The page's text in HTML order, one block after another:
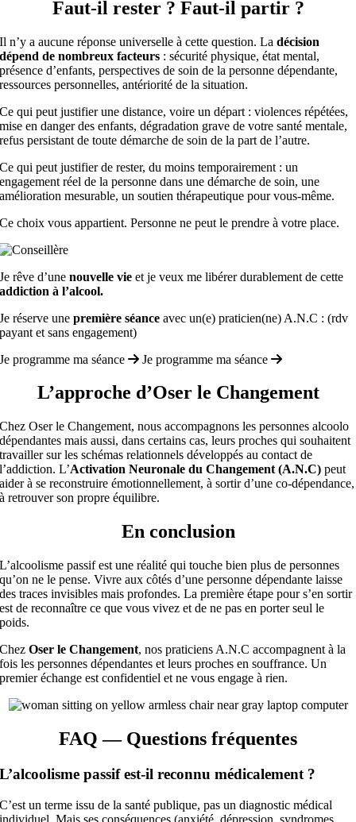
Faut-il rester ? Faut-il partir ?
Il n’y a aucune réponse universelle à cette question. Ladécision
dépend de nombreux facteurs : sécurité physique, état mental,
présence d’enfants, perspectives de soin de la personne dépendante,
ressources personnelles, antériorité de la situation.
Ce qui peut justifier une distance, voire un départ : violences répétées,
mise en danger des enfants, dégradation grave de votre santé mentale,
refus persistant de toute démarche de soin de la part de l’autre.
Ce qui peut justifier de rester, du moins temporairement : un
engagement réel de la personne dans une démarche de soin, une
amélioration mesurable, un soutien thérapeutique pour vous-même.
Ce choix vous appartient. Personne ne peut le prendre à votre place.
Je rêve d’unenouvelle vie et je veux me libérer durablement de cette
addiction à l’alcool.
Je réserve unepremière séance avec un(e) praticien(ne) A.N.C : (rdv
payant et sans engagement)
Je programme ma séance
Je programme ma séance
L’approche d’Oser le Changement
Chez Oser le Changement, nous accompagnons les personnes alcoolo
dépendantes mais aussi, dans certains cas, leurs proches qui souhaitent
travailler sur les schémas relationnels développés au contact de
l’addiction. L’Activation Neuronale du Changement (A.N.C) peut
aider à se reconstruire émotionnellement, à sortir d’une co-dépendance,
à retrouver son propre équilibre.
En conclusion
L’alcoolisme passif est une réalité qui touche bien plus de personnes
qu’on ne le pense. Vivre aux côtés d’une personne dépendante laisse
des traces invisibles mais profondes. La première étape pour s’en sortir
est de reconnaître ce que vous vivez et de ne pas en porter seul le
poids.
ChezOser le Changement, nos praticiens A.N.C accompagnent à la
fois les personnes dépendantes et leurs proches en souffrance. Un
premier échange est confidentiel et ne vous engage à rien.
FAQ — Questions fréquentes
L’alcoolisme passif est-il reconnu médicalement ?
C’est un terme issu de la santé publique, pas un diagnostic médical
individuel. Mais ses conséquences (anxiété, dépression, syndromes